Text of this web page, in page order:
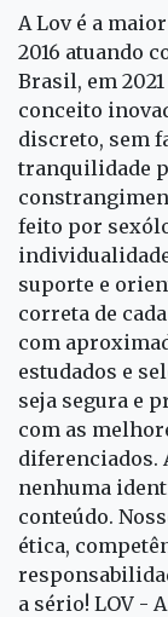
A Lov é a
2016 atuando
Brasil, em
conceito
discreto, sem
tranquilidade
feito por
suporte e
correta de
com
estudados e
seja segura e
com as
diferenciados.
nenhuma
conteúdo.
ética,
a sério! LOV -